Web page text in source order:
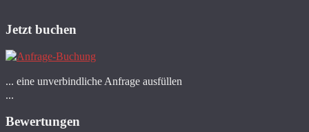
Jetzt buchen
... eine unverbindliche Anfrage ausfüllen
...
Bewertungen